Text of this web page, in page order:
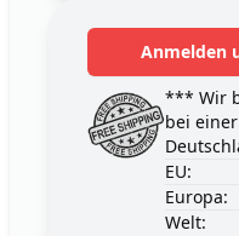
Anmelden
*** Wir
bei einer
EU:
Europa:
Welt: